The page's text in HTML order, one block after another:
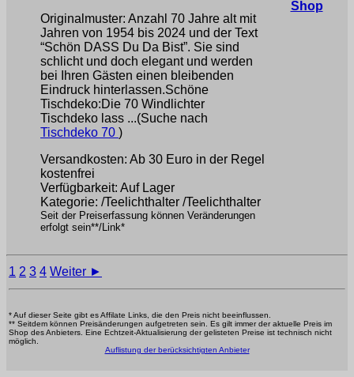
Originalmuster: Anzahl 70 Jahre alt mit
Jahren von 1954 bis 2024 und der Text
“Schön DASS Du Da Bist”. Sie sind
schlicht und doch elegant und werden
bei Ihren Gästen einen bleibenden
Eindruck hinterlassen.Schöne
Tischdeko:Die 70 Windlichter
Tischdeko lass ...(Suche nach
Tischdeko 70 )
Versandkosten: Ab 30 Euro in der Regel
kostenfrei
Verfügbarkeit: Auf Lager
Kategorie: /Teelichthalter /Teelichthalter
Seit der Preiserfassung können Veränderungen
erfolgt sein**/Link*
Shop
1 2 3 4 Weiter ►
* Auf dieser Seite gibt es Affilate Links, die den Preis nicht beeinflussen.
** Seitdem können Preisänderungen aufgetreten sein. Es gilt immer der aktuelle Preis im
Shop des Anbieters. Eine Echtzeit-Aktualisierung der gelisteten Preise ist technisch nicht
möglich.
Auflistung der berücksichtigten Anbieter